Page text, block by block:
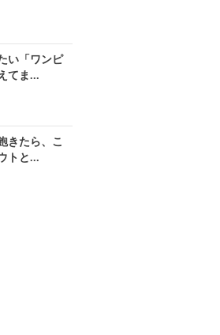
い「ワンピ
てま...
きたら、こ
トと...